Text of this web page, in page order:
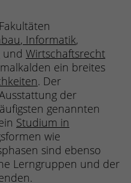
, Informatik,
und Wirtschaftsrecht
ein breites
. Der
der
genannten
Studium in
wie
sind ebenso
Lerngruppen und der